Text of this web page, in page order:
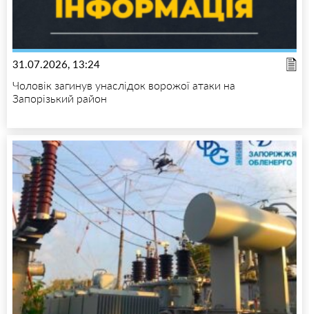
31.07.2026, 13:24
Чоловік загинув унаслідок ворожої атаки на
Запорізький район